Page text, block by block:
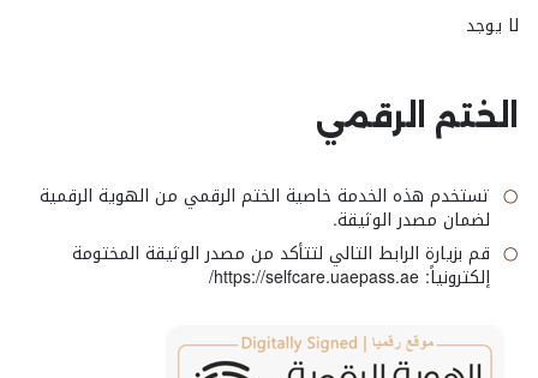
لا يوجد
الختم الرقمي
تستخدم هذه الخدمة خاصية الختم الرقمي من الهوية الرقمية
لضمان مصدر الوثيقة.
قم بزيارة الرابط التالي لتتأكد من مصدر الوثيقة المختومة
إلكترونياً: https://selfcare.uaepass.ae/